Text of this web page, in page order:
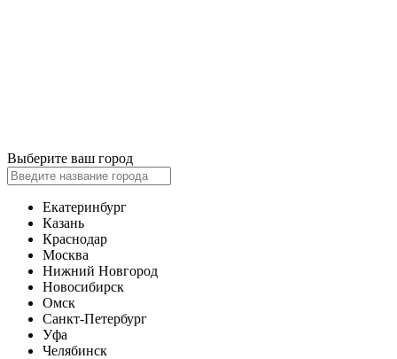
Выберите ваш город
Екатеринбург
Казань
Краснодар
Москва
Нижний Новгород
Новосибирск
Омск
Санкт-Петербург
Уфа
Челябинск